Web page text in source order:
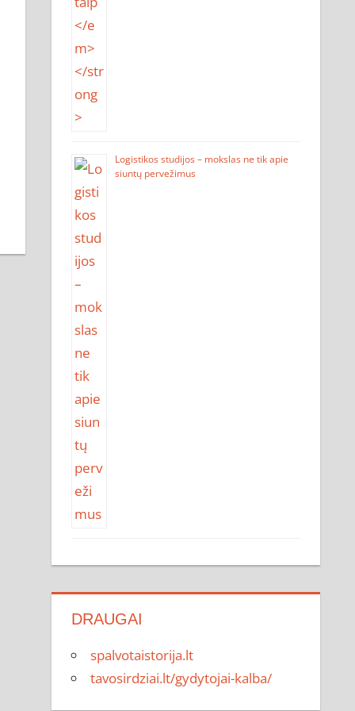
Logistikos studijos – mokslas ne tik apie
siuntų pervežimus
DRAUGAI
spalvotaistorija.lt
tavosirdziai.lt/gydytojai-kalba/